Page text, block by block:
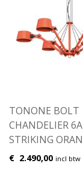
TONONE BOLT
CHANDELIER
STRIKING
€ 2.490,00 incl btw